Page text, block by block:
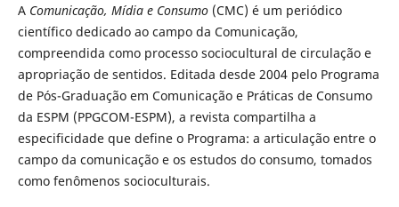
A Comunicação, Mídia e Consumo(CMC) é um periódico
científico dedicado ao campo da Comunicação,
compreendida como processo sociocultural de circulação e
apropriação de sentidos. Editada desde 2004 pelo Programa
de Pós-Graduação em Comunicação e Práticas de Consumo
da ESPM (PPGCOM-ESPM), a revista compartilha a
especificidade que define o Programa: a articulação entre o
campo da comunicação e os estudos do consumo, tomados
como fenômenos socioculturais.